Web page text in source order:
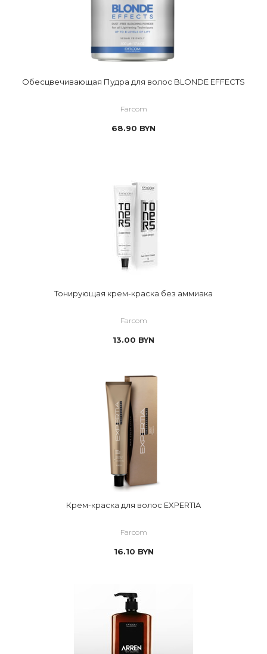
Обесцвечивающая Пудра для волос BLONDE EFFECTS
Farcom
68.90 BYN
Тонирующая крем-краска без аммиака
Farcom
13.00 BYN
Крем-краска для волос EXPERTIA
Farcom
16.10 BYN